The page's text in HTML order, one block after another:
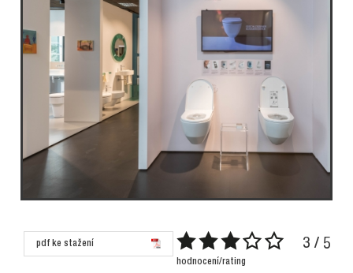
pdf ke stažení 3 / 5
hodnocení/rating